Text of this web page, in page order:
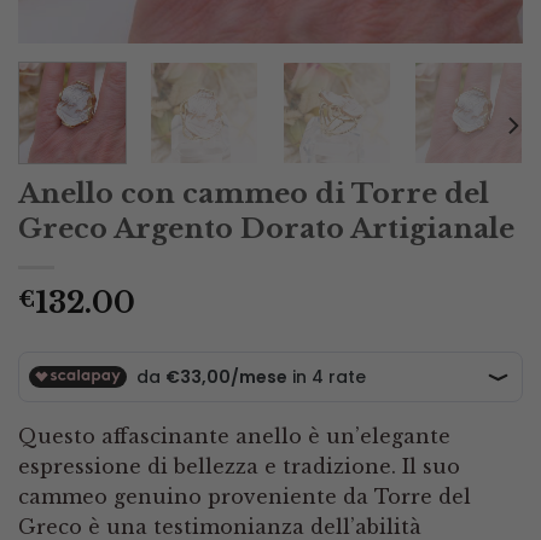
Anello con cammeo di Torre del
Greco Argento Dorato Artigianale
€132.00
Questo affascinante anello è un’elegante
espressione di bellezza e tradizione. Il suo
cammeo genuino proveniente da Torre del
Greco è una testimonianza dell’abilità